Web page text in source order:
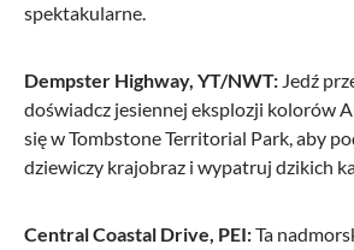
spektakularne.
Dempster Highway, YT/NWT: Jedź
doświadcz jesiennej eksplozji kolorów
się w Tombstone Territorial Park, aby
dziewiczy krajobraz i wypatruj dzikich
Central Coastal Drive, PEI:Ta